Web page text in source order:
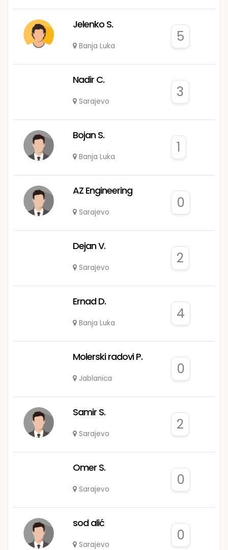
Jelenko S.
Banja Luka
5
Nadir C.
Sarajevo
3
Bojan S.
Banja Luka
1
AZ Engineering
Sarajevo
0
Dejan V.
Sarajevo
2
Ernad D.
Banja Luka
4
Molerski radovi P.
Jablanica
0
Samir S.
Sarajevo
2
Omer S.
Sarajevo
0
sod alić
Sarajevo
0